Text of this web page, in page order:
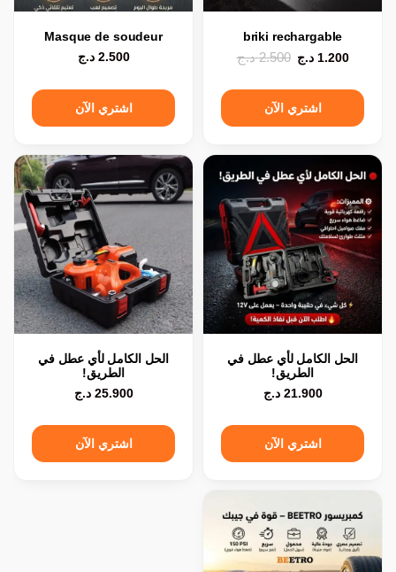
briki rechargable
1.200 د.ج 2.500 د.ج
اشتري الآن
Masque de soudeur
2.500 د.ج
اشتري الآن
الحل الكامل لأي عطل في
الطريق!
21.900 د.ج
اشتري الآن
الحل الكامل لأي عطل في
الطريق!
25.900 د.ج
اشتري الآن